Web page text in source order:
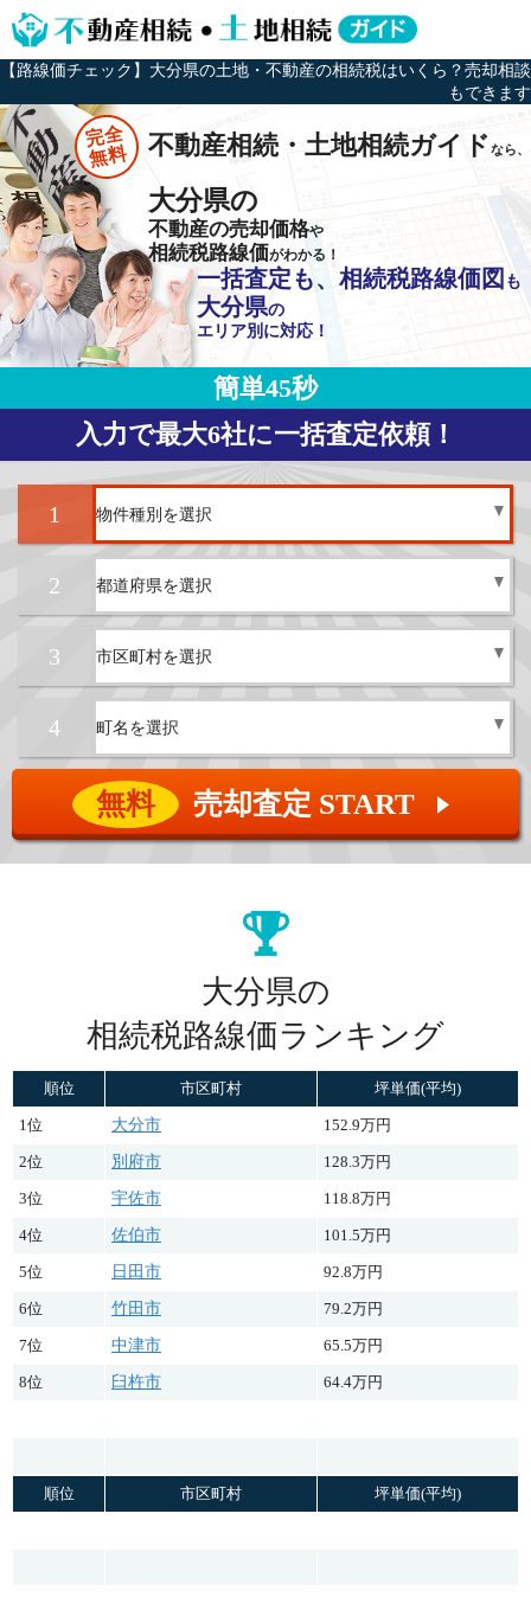
【路線価チェック】大分県の土地・不動産の相続税はいくら？売却相談
もできます
完全
無料 不動産相続・土地相続ガイドなら、
大分県の
不動産の売却価格や
相続税路線価がわかる！
一括査定も、相続税路線価図 も
大分県の
エリア別に対応！
簡単45秒
入力で最大6社に一括査定依頼！
1
2
3
4
無料 売却査定 START ▲
大分県の
相続税路線価ランキング
順位 市区町村 坪単価(平均)
1位 大分市 152.9万円
2位 別府市 128.3万円
3位 宇佐市 118.8万円
4位 佐伯市 101.5万円
5位 日田市 92.8万円
6位 竹田市 79.2万円
7位 中津市 65.5万円
8位 臼杵市 64.4万円
順位 市区町村 坪単価(平均)